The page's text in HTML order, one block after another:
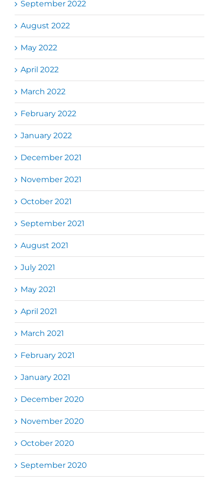
September 2022
August 2022
May 2022
April 2022
March 2022
February 2022
January 2022
December 2021
November 2021
October 2021
September 2021
August 2021
July 2021
May 2021
April 2021
March 2021
February 2021
January 2021
December 2020
November 2020
October 2020
September 2020